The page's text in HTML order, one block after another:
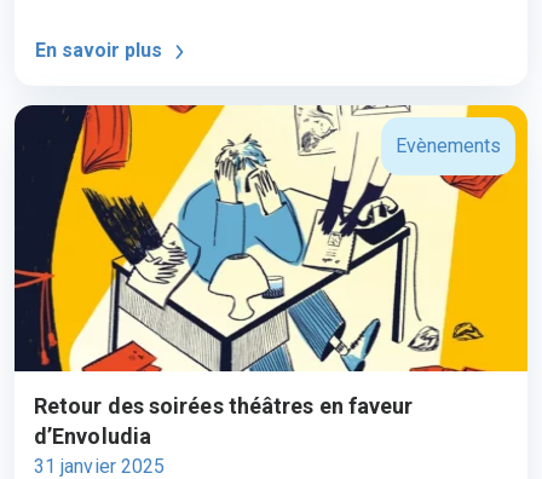
En savoir plus
Evènements
Retour des soirées théâtres en faveur
d’Envoludia
31 janvier 2025